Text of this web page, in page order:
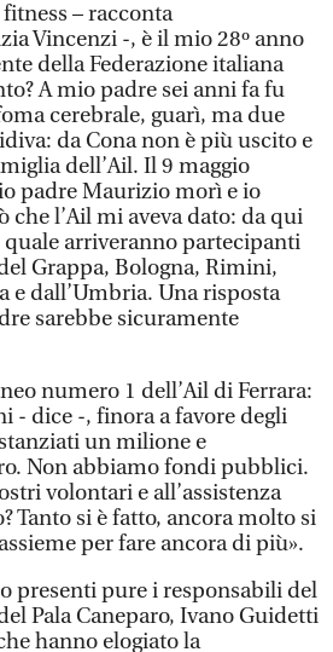
– racconta
Vincenzi -, è il mio 28º anno
della Federazione italiana
A mio padre sei anni fa fu
cerebrale, guarì, ma due
da Cona non è più uscito e
dell’Ail. Il 9 maggio
padre Maurizio morì e io
che l’Ail mi aveva dato: da qui
quale arriveranno partecipanti
Grappa, Bologna, Rimini,
e dall’Umbria. Una risposta
sarebbe sicuramente
numero 1 dell’Ail di Ferrara:
- dice -, finora a favore degli
un milione e
Non abbiamo fondi pubblici.
volontari e all’assistenza
Tanto si è fatto, ancora molto si
per fare ancora di più».
presenti pure i responsabili del
Pala Caneparo, Ivano Guidetti
hanno elogiato la